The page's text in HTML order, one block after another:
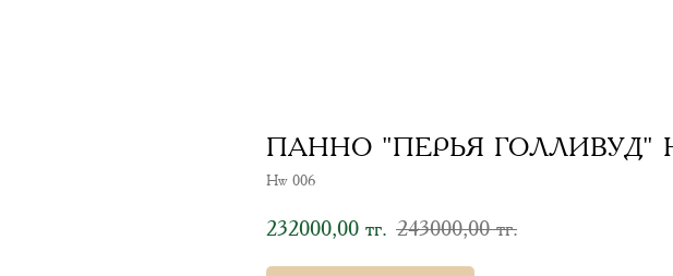
ПАННО "ПЕРЬЯ ГОЛЛИВУД"
Hw 006
232000,00 тг. 243000,00 тг.